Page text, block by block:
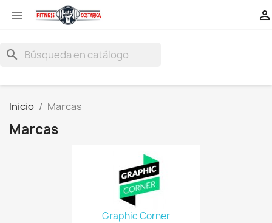
 
search
Inicio Marcas
Marcas
Graphic Corner